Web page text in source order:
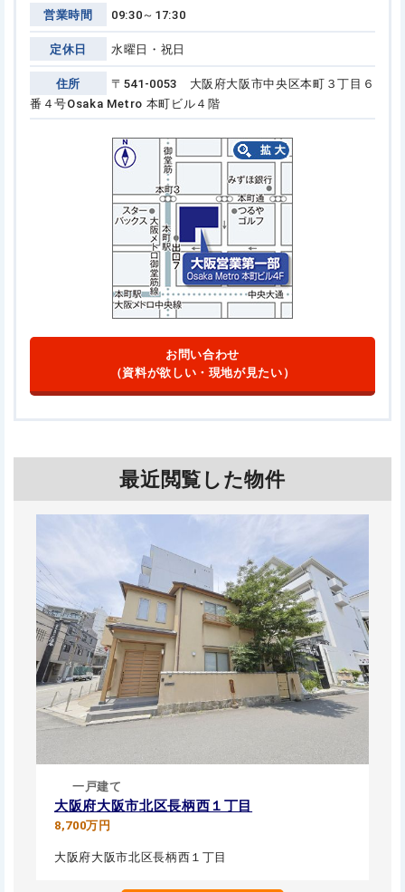
営業時間 09:30～17:30
定休日 水曜日・祝日
住所
〒541-0053 大阪府大阪市中央区本町３丁目６
番４号Osaka Metro 本町ビル４階
お問い合わせ
（資料が欲しい・現地が見たい）
最近閲覧した物件
一戸建て
大阪府大阪市北区長柄西１丁目
8,700万円
大阪府大阪市北区長柄西１丁目